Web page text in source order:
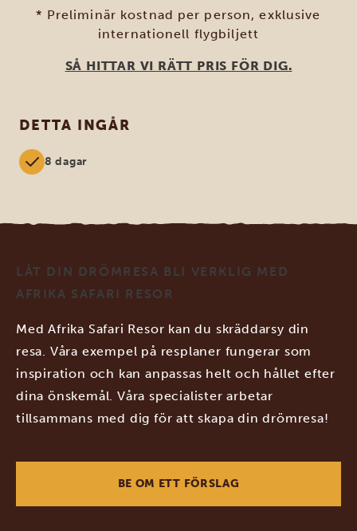
* Preliminär kostnad per person, exklusive
internationell flygbiljett
SÅ HITTAR VI RÄTT PRIS FÖR DIG.
DETTA INGÅR
8 dagar
LÅT DIN DRÖMRESA BLI VERKLIG MED
AFRIKA SAFARI RESOR
Med Afrika Safari Resor kan du skräddarsy din
resa. Våra exempel på resplaner fungerar som
inspiration och kan anpassas helt och hållet efter
dina önskemål. Våra specialister arbetar
tillsammans med dig för att skapa din drömresa!
BE OM ETT FÖRSLAG